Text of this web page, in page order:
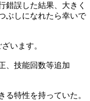
錯誤した結果、大きく
ぶしになれたら幸いで
います。
、技能回数等追加
る特性を持っていた。